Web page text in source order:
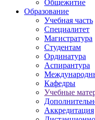
Общежитие
Образование
Учебная часть
Специалитет
Магистратура
Студентам
Ординатура
Аспирантура
Кафедры
Учебные
Аккредитация